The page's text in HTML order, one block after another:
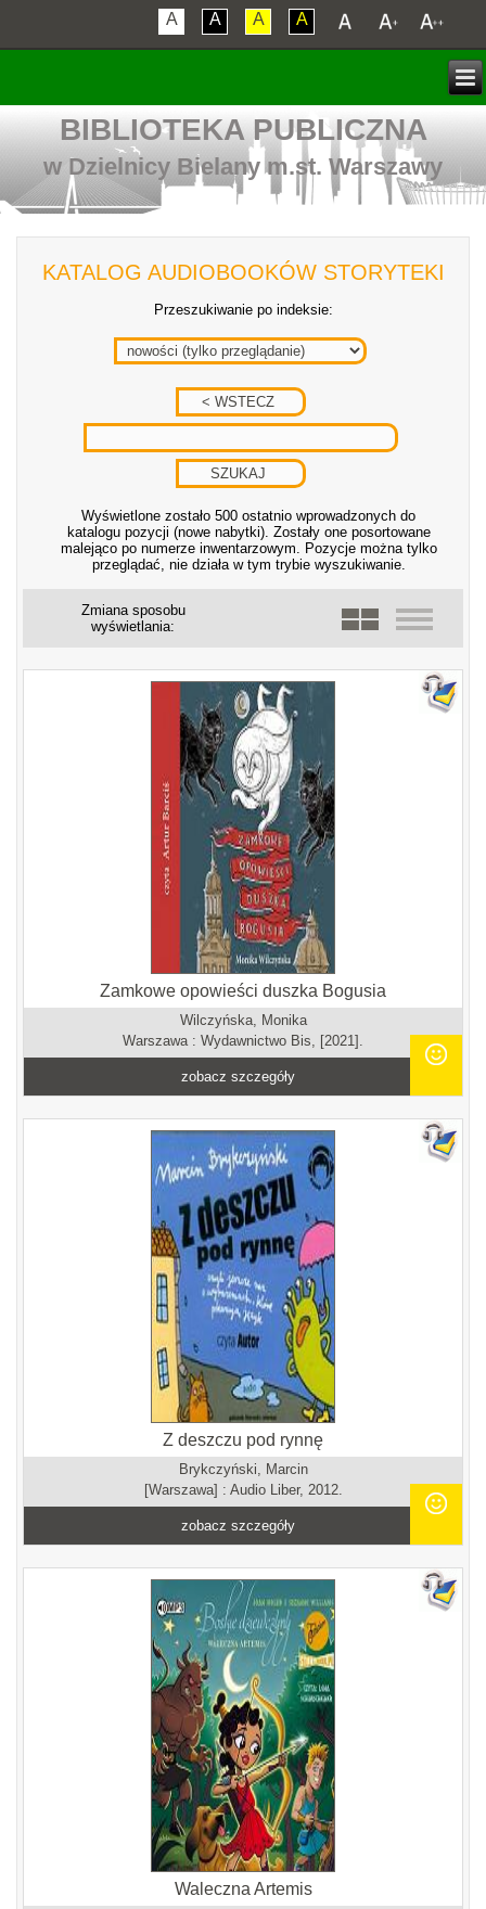
A A A A
BIBLIOTEKA PUBLICZNA
w Dzielnicy Bielany m.st. Warszawy
KATALOG AUDIOBOOKÓW STORYTEKI
Przeszukiwanie po indeksie:
Wyświetlone zostało 500 ostatnio wprowadzonych do
katalogu pozycji (nowe nabytki). Zostały one posortowane
malejąco po numerze inwentarzowym. Pozycje można tylko
przeglądać, nie działa w tym trybie wyszukiwanie.
Zmiana sposobu
wyświetlania:
Zamkowe opowieści duszka Bogusia
Wilczyńska, Monika
Warszawa : Wydawnictwo Bis, [2021].
zobacz szczegóły
Z deszczu pod rynnę
Brykczyński, Marcin
[Warszawa] : Audio Liber, 2012.
zobacz szczegóły
Waleczna Artemis